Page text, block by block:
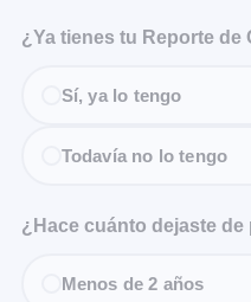
¿Ya tienes tu Reporte de
Sí, ya lo tengo
Todavía no lo tengo
¿Hace cuánto dejaste de
Menos de 2 años